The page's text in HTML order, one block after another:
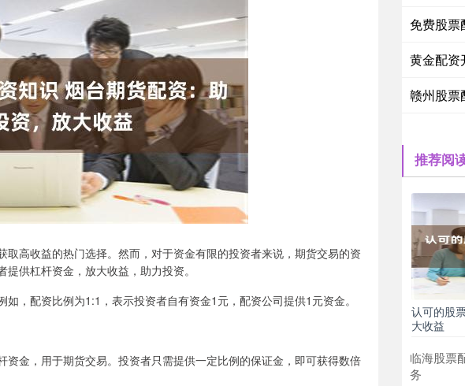
高收益的热门选择。然而，对于资金有限的投资者来说，期货交易的资
供杠杆资金，放大收益，助力投资。
，配资比例为1:1，表示投资者自有资金1元，配资公司提供1元资金。
金，用于期货交易。投资者只需提供一定比例的保证金，即可获得数倍
免费股票
黄金配资
赣州股票
推荐阅
认可的股
大收益
临海股票
务